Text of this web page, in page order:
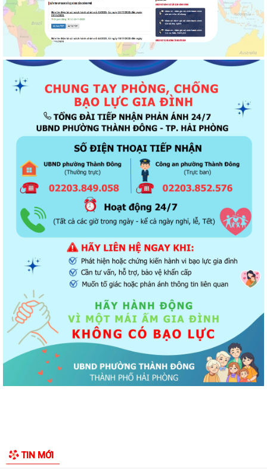
TIN MỚI
Thông báo về chương trình thu hồi để kiểm tra, khắc phục sự cố các
dòng xe mô tô Honda CB1000...
Kết quả Kỳ họp thứ 3 HĐND thành phố Hải Phòng khóa XIV, nhiệm kỳ
2021 - 2026
Khai thác tài liệu số và Chatbox AI trợi giúp pháp luật
Đẩy mạnh tuyên truyền thực hiện Chương trình hành động của Thành
ủy về xây dựng và hoàn thiện nhà...
Tăng cường các giải pháp đấu tranh, ngăn chặn và xử lý hành vi xâm
phạm quyền sở hữu trí tuệ trên...
Ủy ban nhân dân phường Thành Đông thông báo về việc chấm dứt
hoạt động kinh doanh tại Chợ tạm Chi...
Đảng ủy phường Thành Đông đẩy mạnh tuyên truyền, thực hiện Nghị
quyết số 27-NQ/TW về xây dựng và...
Phường Thành Đông tăng cương phân loại chất thải rắn sinh hoạt tại
nguồn: Hành động nhỏ, ý nghĩa...
cứu, học tập, quán triệt và triển...